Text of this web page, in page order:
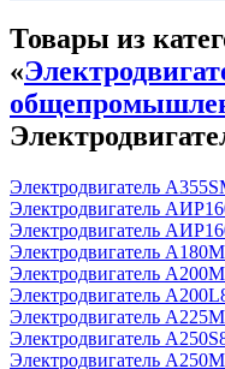
Товары из
«
Электродвигатель
Электродвигатель
Электродвигатель
Электродвигатель
Электродвигатель
Электродвигатель
Электродвигатель
Электродвигатель
Электродвигатель